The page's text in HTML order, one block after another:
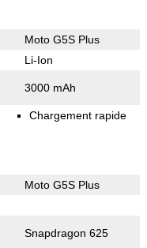
Moto G5S Plus
Li-Ion
3000 mAh
Chargement rapide
Moto G5S Plus
Snapdragon 625